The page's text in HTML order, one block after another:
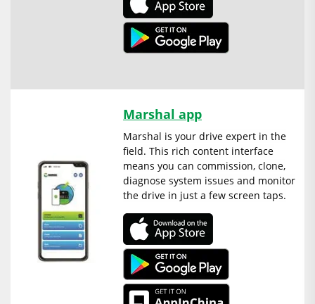
Marshal app
Marshal is your drive expert in the
field. This rich content interface
means you can commission, clone,
diagnose system issues and monitor
the drive in just a few screen taps.